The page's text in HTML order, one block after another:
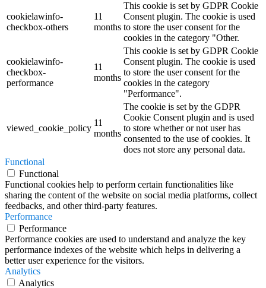
cookielawinfo-
checkbox-others
11
months
This cookie is set by GDPR Cookie
Consent plugin. The cookie is used
to store the user consent for the
cookies in the category "Other.
cookielawinfo-
checkbox-
performance
11
months
This cookie is set by GDPR Cookie
Consent plugin. The cookie is used
to store the user consent for the
cookies in the category
"Performance".
viewed_cookie_policy
11
months
The cookie is set by the GDPR
Cookie Consent plugin and is used
to store whether or not user has
consented to the use of cookies. It
does not store any personal data.
Functional
Functional
Functional cookies help to perform certain functionalities like
sharing the content of the website on social media platforms, collect
feedbacks, and other third-party features.
Performance
Performance
Performance cookies are used to understand and analyze the key
performance indexes of the website which helps in delivering a
better user experience for the visitors.
Analytics
Analytics